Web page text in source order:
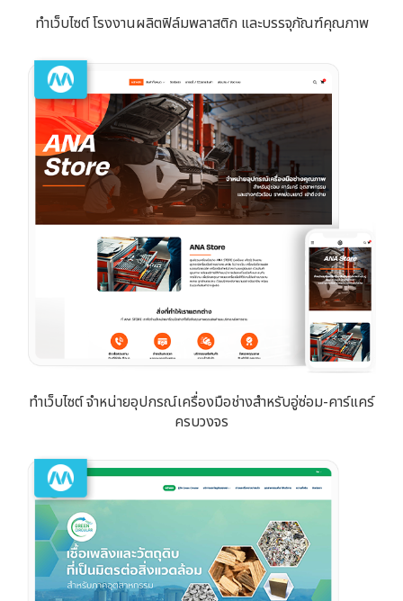
ทำเว็บไซต์ โรงงานผลิตฟิล์มพลาสติก และบรรจุภัณฑ์คุณภาพ
ทำเว็บไซต์ จำหน่ายอุปกรณ์เครื่องมือช่างสำหรับอู่ซ่อม-คาร์แคร์
ครบวงจร